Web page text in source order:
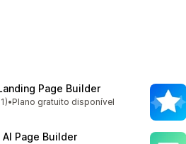
Page Builder
ao todo
•Plano gratuito disponível
Page Builder